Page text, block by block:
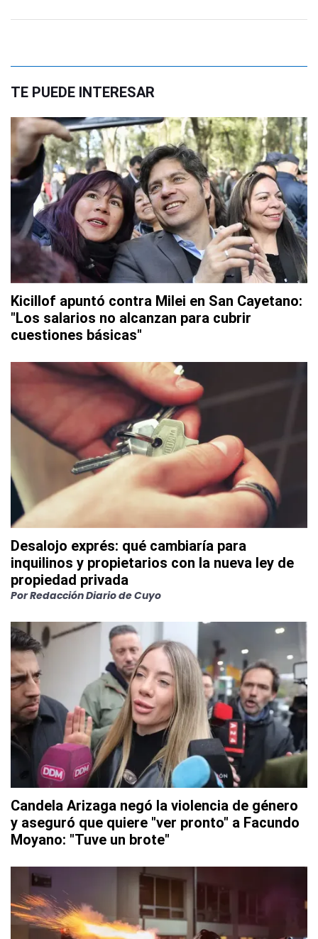
TE PUEDE INTERESAR
Kicillof apuntó contra Milei en San Cayetano:
"Los salarios no alcanzan para cubrir
cuestiones básicas"
Desalojo exprés: qué cambiaría para
inquilinos y propietarios con la nueva ley de
propiedad privada
PorRedacción Diario de Cuyo
Candela Arizaga negó la violencia de género
y aseguró que quiere "ver pronto" a Facundo
Moyano: "Tuve un brote"